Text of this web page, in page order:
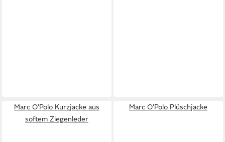
Marc O'Polo Kurzjacke aus
softem Ziegenleder
Marc O'Polo Plüschjacke